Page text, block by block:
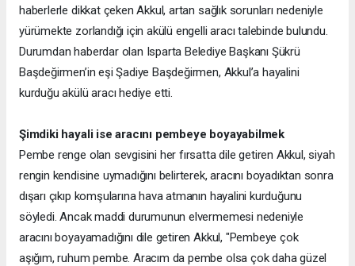
haberlerle dikkat çeken Akkul, artan sağlık sorunları nedeniyle
yürümekte zorlandığı için akülü engelli aracı talebinde bulundu.
Durumdan haberdar olan Isparta Belediye Başkanı Şükrü
Başdeğirmen’in eşi Şadiye Başdeğirmen, Akkul’a hayalini
kurduğu akülü aracı hediye etti.
Şimdiki hayali ise aracını pembeye boyayabilmek
Pembe renge olan sevgisini her fırsatta dile getiren Akkul, siyah
rengin kendisine uymadığını belirterek, aracını boyadıktan sonra
dışarı çıkıp komşularına hava atmanın hayalini kurduğunu
söyledi. Ancak maddi durumunun elvermemesi nedeniyle
aracını boyayamadığını dile getiren Akkul, "Pembeye çok
aşığım, ruhum pembe. Aracım da pembe olsa çok daha güzel